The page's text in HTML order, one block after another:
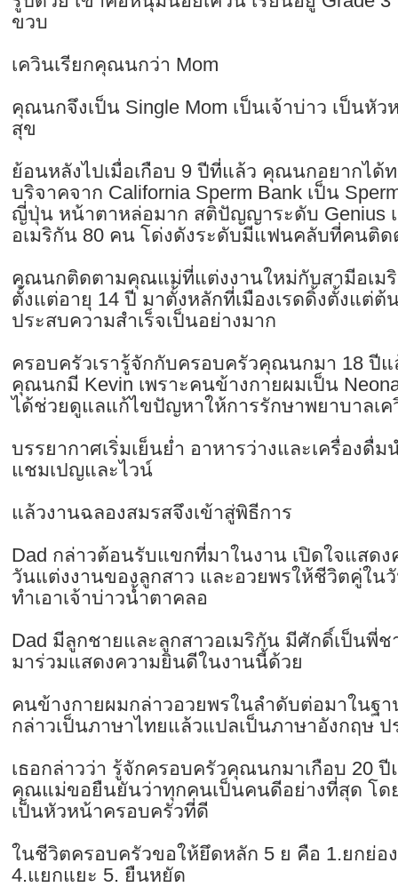
ขวบ
เควินเรียกคุณนกว่า Mom
คุณนกจึงเป็น Single Mom เป็นเจ้าบ่าว เป็นหั
สุข
ย้อนหลังไปเมื่อเกือบ 9 ปีที่แล้ว คุณนกอยากได้
บริจาคจาก California Sperm Bank เป็น
ญี่ปุ่น หน้าตาหล่อมาก สติปัญญาระดับ Genius
อเมริกัน 80 คน โด่งดังระดับมีแฟนคลับที่คนติ
คุณนกติดตามคุณแม่ที่แต่งงานใหม่กับสามีอเมริ
ตั้งแต่อายุ 14 ปี มาตั้งหลักที่เมืองเรดดิ้งตั้งแต่ต้
ประสบความสำเร็จเป็นอย่างมาก
ครอบครัวเรารู้จักกับครอบครัวคุณนกมา 18 ปี
คุณนกมี Kevin เพราะคนข้างกายผมเป็น
ได้ช่วยดูแลแก้ไขปัญหาให้การรักษาพยาบาลเ
บรรยากาศเริ่มเย็นย่ำ อาหารว่างและเครื่องดื่
แชมเปญและไวน์
แล้วงานฉลองสมรสจึงเข้าสู่พิธีการ
Dad กล่าวต้อนรับแขกที่มาในงาน เปิดใจแสด
วันแต่งงานของลูกสาว และอวยพรให้ชีวิตคู่ใน
ทำเอาเจ้าบ่าวน้ำตาคลอ
Dad มีลูกชายและลูกสาวอเมริกัน มีศักดิ์เป็นพี่
มาร่วมแสดงความยินดีในงานนี้ด้วย
คนข้างกายผมกล่าวอวยพรในลำดับต่อมาในฐ
กล่าวเป็นภาษาไทยแล้วแปลเป็นภาษาอังกฤษ
เธอกล่าวว่า รู้จักครอบครัวคุณนกมาเกือบ 20
คุณแม่ขอยืนยันว่าทุกคนเป็นคนดีอย่างที่สุด โด
เป็นหัวหน้าครอบครัวที่ดี
ในชีวิตครอบครัวขอให้ยึดหลัก 5 ย คือ 1.ยกย่อ
4.แยกแยะ 5. ยืนหยัด